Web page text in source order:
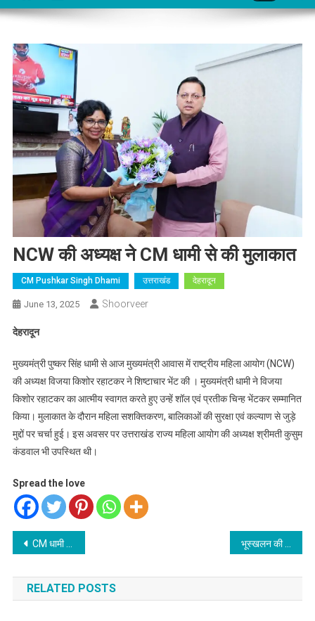
NCW की अध्यक्ष ने CM धामी से की मुलाकात
CM Pushkar Singh Dhami उत्तराखंड देहरादून
June 13, 2025 Shoorveer
देहरादून
मुख्यमंत्री पुष्कर सिंह धामी से आज मुख्यमंत्री आवास में राष्ट्रीय महिला आयोग (NCW)
की अध्यक्ष विजया किशोर रहाटकर ने शिष्टाचार भेंट की । मुख्यमंत्री धामी ने विजया
किशोर रहाटकर का आत्मीय स्वागत करते हुए उन्हें शॉल एवं प्रतीक चिन्ह भेंटकर सम्मानित
किया। मुलाकात के दौरान महिला सशक्तिकरण, बालिकाओं की सुरक्षा एवं कल्याण से जुड़े
मुद्दों पर चर्चा हुई। इस अवसर पर उत्तराखंड राज्य महिला आयोग की अध्यक्ष श्रीमती कुसुम
कंडवाल भी उपस्थित थी।
Spread the love
Post
navigation
CM धामी ने @Axis बैंक की दो शाखाओं का वर्चुअल उद्घाटन किया भूस्खलन की आपात स्थिति में घटना स्थल पर 15 मिनट में पहुँचे जे सी बी-CM धामी
RELATED POSTS